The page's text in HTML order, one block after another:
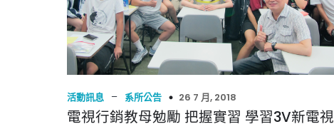
活動訊息 – 系所公告 26 7 月, 2018
電視行銷教母勉勵 把握實習 學習3V新電視